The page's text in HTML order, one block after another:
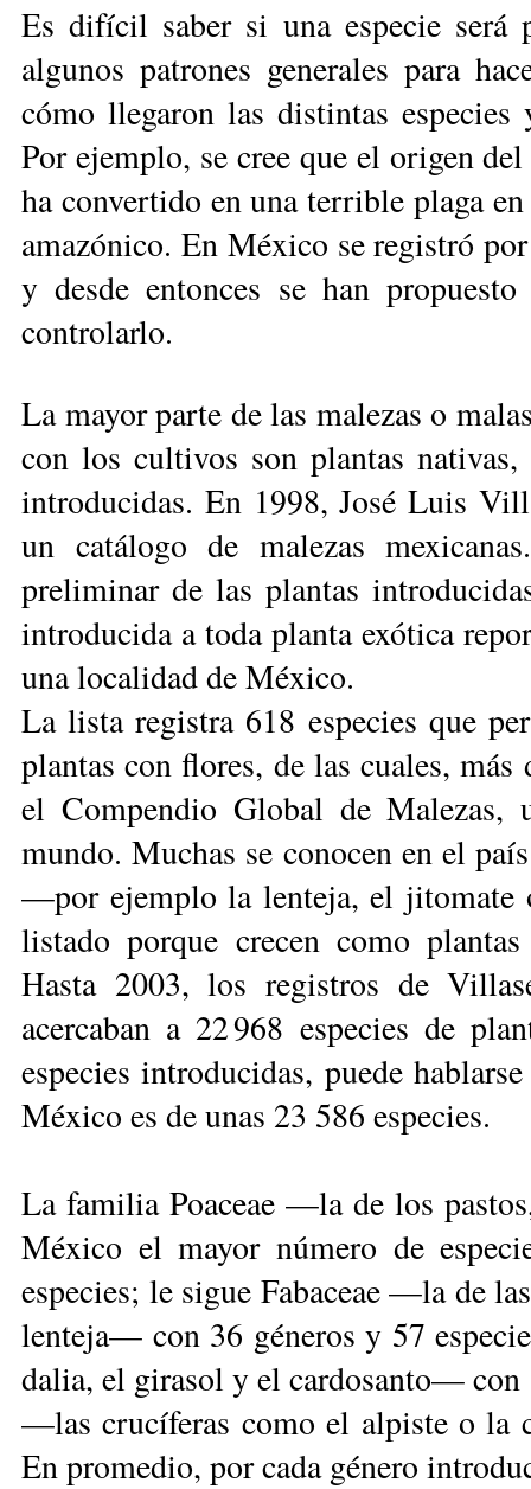
Es difícil saber si una especie será
algunos patrones generales para
cómo llegaron las distintas
Por ejemplo, se cree que el origen
ha convertido en una terrible plaga
amazónico. En México se registró
y desde entonces se han
controlarlo.
La mayor parte de las malezas o
con los cultivos son plantas
introducidas. En 1998, José Luis
un catálogo de malezas
preliminar de las plantas
introducida a toda planta exótica
una localidad de México.
La lista registra 618 especies que
plantas con flores, de las cuales,
el Compendio Global de Malezas,
mundo. Muchas se conocen en el
—por ejemplo la lenteja, el jitomate
listado porque crecen como
Hasta 2003, los registros de
acercaban a 22 968 especies de
especies introducidas, puede
México es de unas 23 586 especies.
La familia Poaceae —la de los
México el mayor número de
especies; le sigue Fabaceae —la de
lenteja— con 36 géneros y 57
dalia, el girasol y el cardosanto— con
—las crucíferas como el alpiste o la
En promedio, por cada género